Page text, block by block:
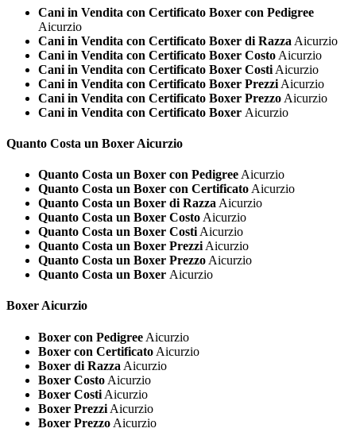
Cani in Vendita con Certificato Boxer con Pedigree
Aicurzio
Cani in Vendita con Certificato Boxer di Razza Aicurzio
Cani in Vendita con Certificato Boxer Costo Aicurzio
Cani in Vendita con Certificato Boxer Costi Aicurzio
Cani in Vendita con Certificato Boxer Prezzi Aicurzio
Cani in Vendita con Certificato Boxer Prezzo Aicurzio
Cani in Vendita con Certificato Boxer Aicurzio
Quanto Costa un Boxer Aicurzio
Quanto Costa un Boxer con Pedigree Aicurzio
Quanto Costa un Boxer con Certificato Aicurzio
Quanto Costa un Boxer di Razza Aicurzio
Quanto Costa un Boxer Costo Aicurzio
Quanto Costa un Boxer Costi Aicurzio
Quanto Costa un Boxer Prezzi Aicurzio
Quanto Costa un Boxer Prezzo Aicurzio
Quanto Costa un Boxer Aicurzio
Boxer Aicurzio
Boxer con Pedigree Aicurzio
Boxer con Certificato Aicurzio
Boxer di Razza Aicurzio
Boxer Costo Aicurzio
Boxer Costi Aicurzio
Boxer Prezzi Aicurzio
Boxer Prezzo Aicurzio